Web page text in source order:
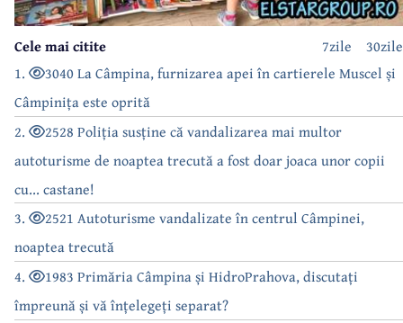
30zile
7zile
Cele mai citite
1.
3040 La Câmpina, furnizarea apei în cartierele Muscel și
Câmpinița este oprită
2.
2528 Poliția susține că vandalizarea mai multor
autoturisme de noaptea trecută a fost doar joaca unor copii
cu... castane!
3.
2521 Autoturisme vandalizate în centrul Câmpinei,
noaptea trecută
4.
1983 Primăria Câmpina și HidroPrahova, discutați
împreună și vă înțelegeți separat?